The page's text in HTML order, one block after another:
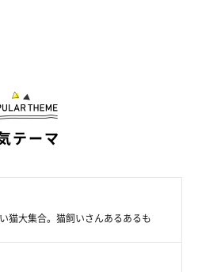
の開発に関するニュースや、犬猫
務化など、ジャンルも多岐に！
きと一緒に大きく変化しているな
」が話題になるのでしょうか？
テーマ
猫大集合。猫飼いさんあるあるも